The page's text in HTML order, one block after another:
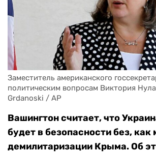
Заместитель американского
политическим вопросам Виктория
Grdanoski / AP
Вашингтон считает, что
будет в безопасности без,
демилитаризации Крыма. Об